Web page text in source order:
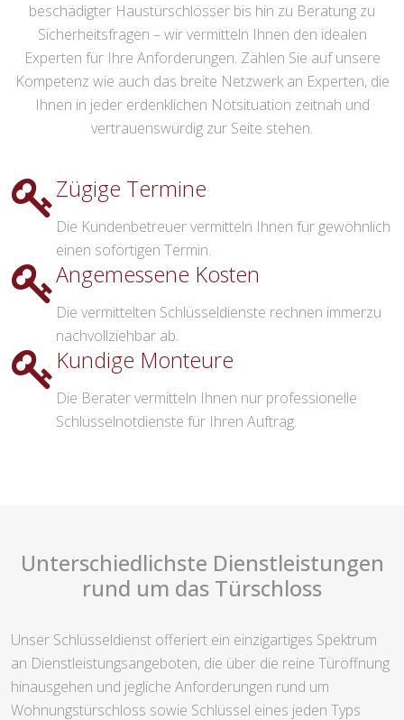
beschädigter Haustürschlösser bis hin zu Beratung zu
Sicherheitsfragen – wir vermitteln Ihnen den idealen
Experten für Ihre Anforderungen. Zählen Sie auf unsere
Kompetenz wie auch das breite Netzwerk an Experten, die
Ihnen in jeder erdenklichen Notsituation zeitnah und
vertrauenswürdig zur Seite stehen.
Zügige Termine
Die Kundenbetreuer vermitteln Ihnen für gewöhnlich
einen sofortigen Termin.
Angemessene Kosten
Die vermittelten Schlüsseldienste rechnen immerzu
nachvollziehbar ab.
Kundige Monteure
Die Berater vermitteln Ihnen nur professionelle
Schlüsselnotdienste für Ihren Auftrag.
Unterschiedlichste Dienstleistungen
rund um das Türschloss
Unser Schlüsseldienst offeriert ein einzigartiges Spektrum
an Dienstleistungsangeboten, die über die reine Türöffnung
hinausgehen und jegliche Anforderungen rund um
Wohnungstürschloss sowie Schlüssel eines jeden Typs